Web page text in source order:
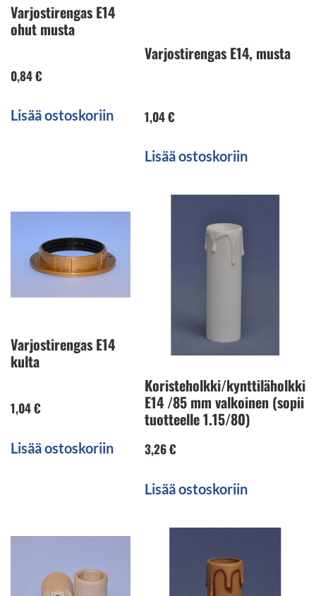
Varjostirengas E14
ohut musta
0,84€
Lisää ostoskoriin
Varjostirengas E14, musta
1,04€
Lisää ostoskoriin
Varjostirengas E14
kulta
1,04€
Lisää ostoskoriin
Koristeholkki/kynttiläholkki
E14 /85 mm valkoinen (sopii
tuotteelle 1.15/80)
3,26€
Lisää ostoskoriin